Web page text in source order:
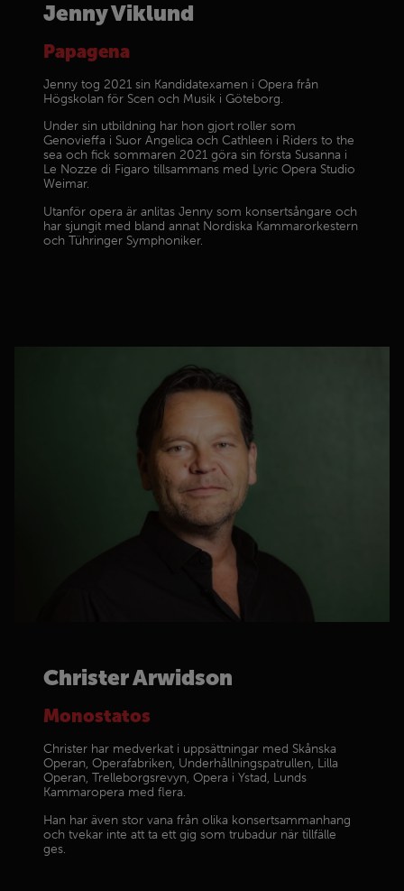
Jenny Viklund
Papagena
Jenny tog 2021 sin Kandidatexamen i Opera från
Högskolan för Scen och Musik i Göteborg.
Under sin utbildning har hon gjort roller som
Genovieffa i Suor Angelica och Cathleen i Riders to the
sea och fick sommaren 2021 göra sin första Susanna i
Le Nozze di Figaro tillsammans med Lyric Opera Studio
Weimar.
Utanför opera är anlitas Jenny som konsertsångare och
har sjungit med bland annat Nordiska Kammarorkestern
och Tühringer Symphoniker.
Christer Arwidson
Monostatos
Christer har medverkat i uppsättningar med Skånska
Operan, Operafabriken, Underhållningspatrullen, Lilla
Operan, Trelleborgsrevyn, Opera i Ystad, Lunds
Kammaropera med flera.
Han har även stor vana från olika konsertsammanhang
och tvekar inte att ta ett gig som trubadur när tillfälle
ges.